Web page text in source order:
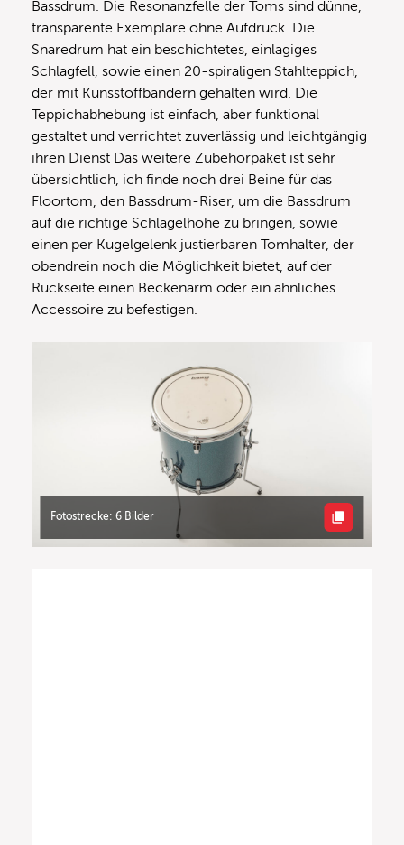
Bassdrum. Die Resonanzfelle der Toms sind dünne,
transparente Exemplare ohne Aufdruck. Die
Snaredrum hat ein beschichtetes, einlagiges
Schlagfell, sowie einen 20-spiraligen Stahlteppich,
der mit Kunsstoffbändern gehalten wird. Die
Teppichabhebung ist einfach, aber funktional
gestaltet und verrichtet zuverlässig und leichtgängig
ihren Dienst Das weitere Zubehörpaket ist sehr
übersichtlich, ich finde noch drei Beine für das
Floortom, den Bassdrum-Riser, um die Bassdrum
auf die richtige Schlägelhöhe zu bringen, sowie
einen per Kugelgelenk justierbaren Tomhalter, der
obendrein noch die Möglichkeit bietet, auf der
Rückseite einen Beckenarm oder ein ähnliches
Accessoire zu befestigen.
Fotostrecke: 6 Bilder